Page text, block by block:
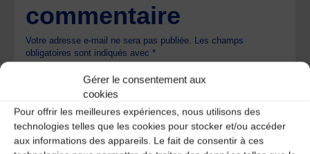
Gérer le consentement aux
cookies
Pour offrir les meilleures expériences, nous utilisons des
technologies telles que les cookies pour stocker et/ou accéder
aux informations des appareils. Le fait de consentir à ces
commentaire
Votre adresse e-mail ne sera pas publiée. Les champs
obligatoires sont indiqués avec*